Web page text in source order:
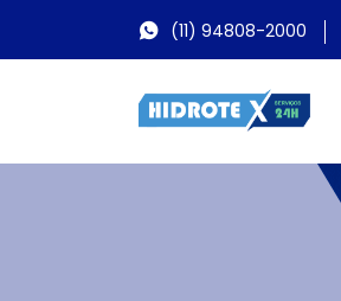
(11) 94808-2000